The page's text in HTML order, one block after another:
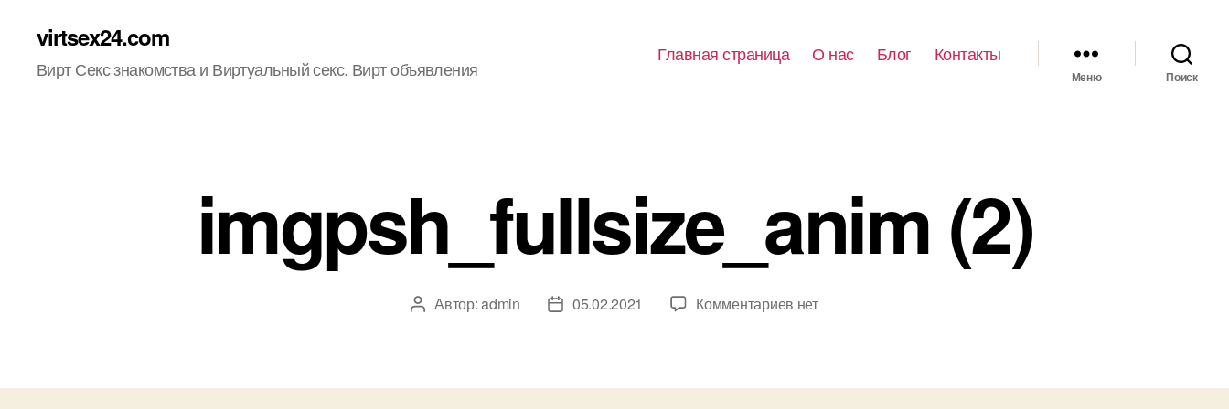
virtsex24.com
Вирт Секс знакомства и Виртуальный секс. Вирт объявления
Главная страница О нас Блог Контакты
Меню Поиск
imgpsh_fullsize_anim (2)
Автор
Автор:admin
Дата05.02.2021 Комментариевкнет